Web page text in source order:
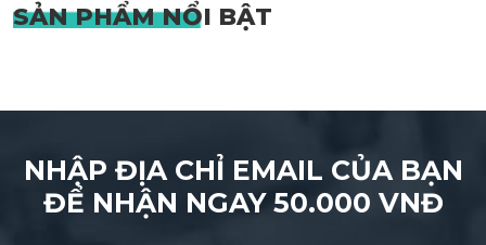
SẢN PHẨMNỔI BẬT
NHẬP ĐỊA CHỈ EMAIL CỦA BẠN
ĐỂ NHẬN NGAY 50.000 VNĐ